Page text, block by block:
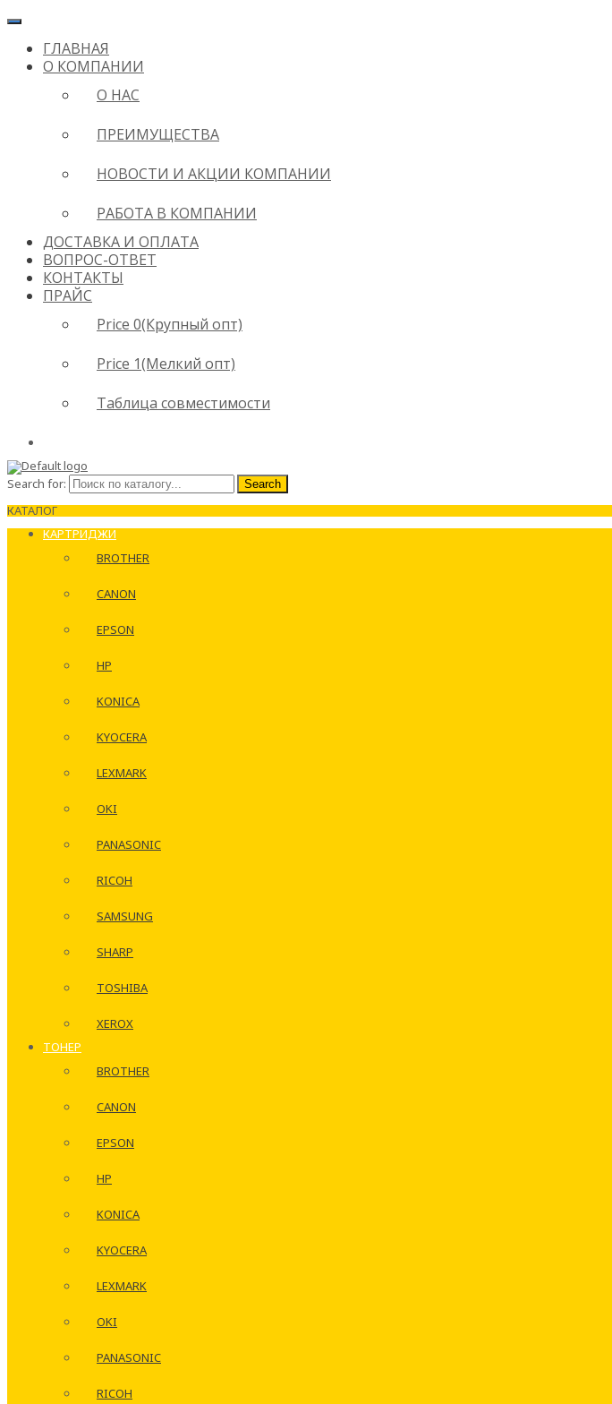
ГЛАВНАЯ
О КОМПАНИИ
О НАС
ПРЕИМУЩЕСТВА
НОВОСТИ И АКЦИИ КОМПАНИИ
РАБОТА В КОМПАНИИ
ДОСТАВКА И ОПЛАТА
ВОПРОС-ОТВЕТ
КОНТАКТЫ
ПРАЙС
Price 0(Крупный опт)
Price 1(Мелкий опт)
Таблица совместимости
Search for: Search
КАТАЛОГ
КАРТРИДЖИ
BROTHER
CANON
EPSON
HP
KONICA
KYOCERA
LEXMARK
OKI
PANASONIC
RICOH
SAMSUNG
SHARP
TOSHIBA
XEROX
ТОНЕР
BROTHER
CANON
EPSON
HP
KONICA
KYOCERA
LEXMARK
OKI
PANASONIC
RICOH